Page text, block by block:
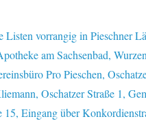
Listen vorrangig in Pieschner
am Sachsenbad,
Pro Pieschen,
Oschatzer Straße 1,
15, Eingang über